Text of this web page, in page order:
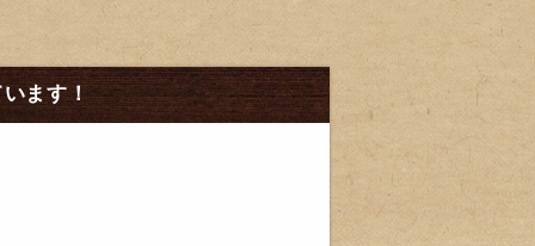
ます！